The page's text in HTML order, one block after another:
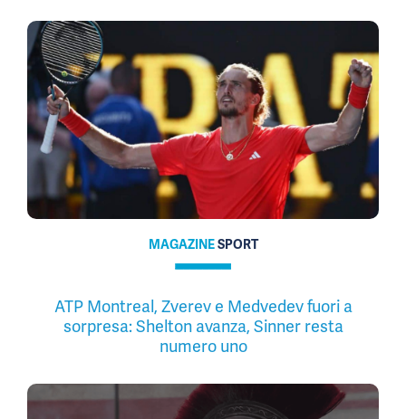
MAGAZINESPORT
ATP Montreal, Zverev e Medvedev fuori a
sorpresa: Shelton avanza, Sinner resta
numero uno